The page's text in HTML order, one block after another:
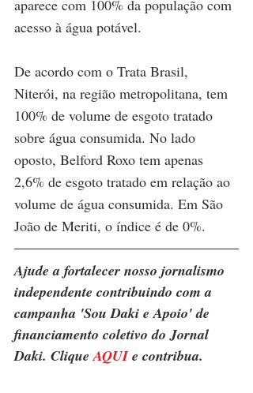
aparece com 100% da população com
acesso à água potável.
De acordo com o Trata Brasil,
Niterói, na região metropolitana, tem
100% de volume de esgoto tratado
sobre água consumida. No lado
oposto, Belford Roxo tem apenas
2,6% de esgoto tratado em relação ao
volume de água consumida. Em São
João de Meriti, o índice é de 0%.
Ajude a fortalecer nosso jornalismo
independente contribuindo com a
campanha 'Sou Daki e Apoio' de
financiamento coletivo do Jornal
Daki. Clique AQUI e contribua.